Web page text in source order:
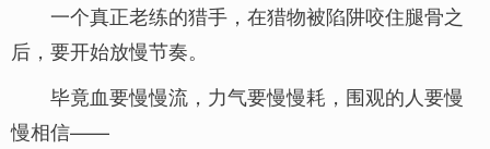
一个真正老练的猎手，在猎物被陷阱咬住腿骨之
后，要开始放慢节奏。
毕竟血要慢慢流，力气要慢慢耗，围观的人要慢
慢相信——